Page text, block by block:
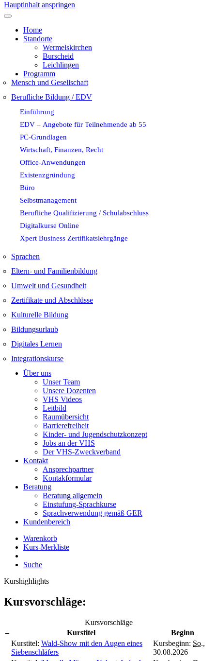
Hauptinhalt anspringen
Home
Standorte
Wermelskirchen
Burscheid
Leichlingen
Programm
Mensch und Gesellschaft
Berufliche Bildung / EDV
Einführung
EDV – Angebote für Teilnehmende ab 55
PC-Grundlagen
Wirtschaft, Finanzen, Recht
Office-Anwendungen
Existenzgründung
Büro
Selbstmanagement
Berufliche Qualifizierung / Schulabschluss
Digitalkurse Online
Xpert Business Zertifikatslehrgänge
Sprachen
Eltern- und Familienbildung
Umwelt und Gesundheit
Zertifikate und Abschlüsse
Kulturelle Bildung
Bildungsurlaub
Digitales Lernen
Integrationskurse
Über uns
Unser Team
Unsere Dozenten
VHS Videos
Leitbild
Raumübersicht
Barrierefreiheit
Kinder- und Jugendschutzkonzept
Jobs an der VHS
Der VHS-Zweckverband
Kontakt
Ansprechpartner
Kontakformular
Beratung
Beratung allgemein
Einstufung-Sprachkurse
Sprachverwendung gemäß GER
Kundenbereich
Warenkorb
Kurs-Merkliste
Suche
Kurshighlights
Kursvorschläge:
Kursvorschläge
–
Kurstitel
Beginn
Kurstitel: Wald-Show mit den Augen eines
Siebenschläfers
Kursbeginn: So.,
30.08.2026